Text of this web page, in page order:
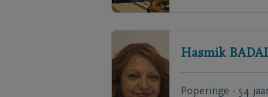
Hasmik
Poperinge - 54